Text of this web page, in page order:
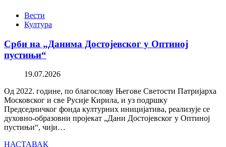
Вести
Култура
Срби на „Данима Достојевског у Оптиној
пустињи“
19.07.2026
Од 2022. године, по благослову Његове Светости Патријарха
Московског и све Русије Кирила, и уз подршку
Председничког фонда културних иницијатива, реализује се
духовно-образовни пројекат „Дани Достојевског у Оптиној
пустињи“, чији…
НАСТАВАК